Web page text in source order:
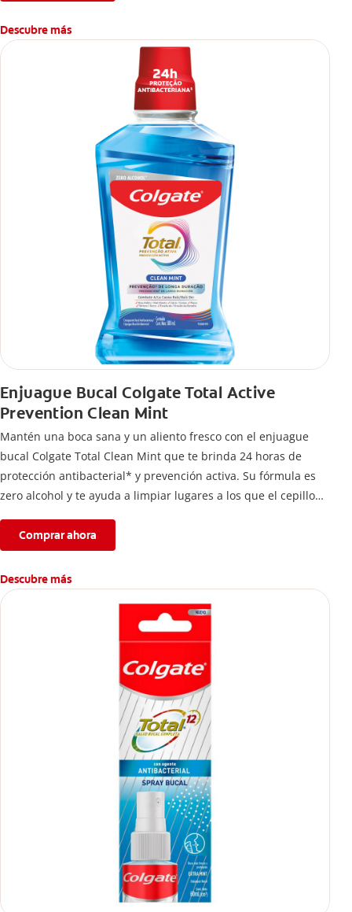
Descubre más
Enjuague Bucal Colgate Total Active
Prevention Clean Mint
Mantén una boca sana y un aliento fresco con el enjuague
bucal Colgate Total Clean Mint que te brinda 24 horas de
protección antibacterial* y prevención activa. Su fórmula es
zero alcohol y te ayuda a limpiar lugares a los que el cepillo
Comprar ahora
Descubre más